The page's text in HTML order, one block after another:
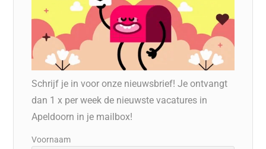
Schrijf je in voor onze nieuwsbrief! Je ontvangt
dan 1 x per week de nieuwste vacatures in
Apeldoorn in je mailbox!
Voornaam